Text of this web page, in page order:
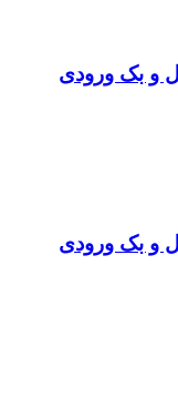
و بک ورودی
و بک ورودی